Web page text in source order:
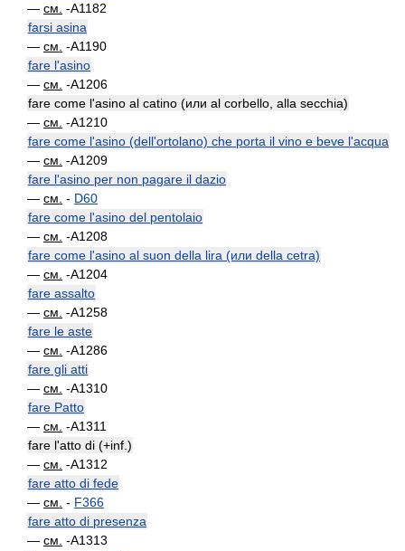
— см. -A1182
farsi asina
— см. -A1190
fare l'asino
— см. -A1206
fare come l'asino al catino (или al corbello, alla secchia)
— см. -A1210
fare come l'asino (dell'ortolano) che porta il vino e beve l'acqua
— см. -A1209
fare l'asino per non pagare il dazio
— см. - D60
fare come l'asino del pentolaio
— см. -A1208
fare come l'asino al suon della lira (или della cetra)
— см. -A1204
fare assalto
— см. -A1258
fare le aste
— см. -A1286
fare gli atti
— см. -A1310
fare Patto
— см. -A1311
fare l'atto di (+inf.)
— см. -A1312
fare atto di fede
— см. - F366
fare atto di presenza
— см. -A1313